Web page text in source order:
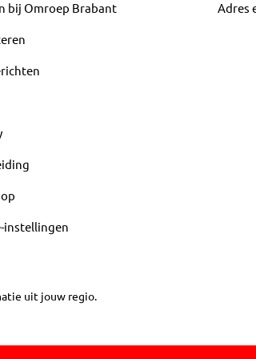
bij Omroep Brabant
instellingen
Adres
uit jouw regio.